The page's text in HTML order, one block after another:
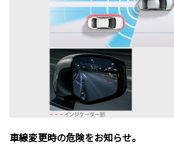
車線変更時の危険をお知らせ。